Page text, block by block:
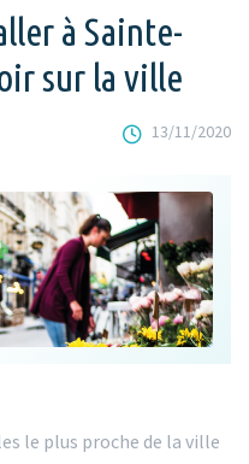
à Sainte-
sur la ville
13/11/2020
le plus proche de la ville